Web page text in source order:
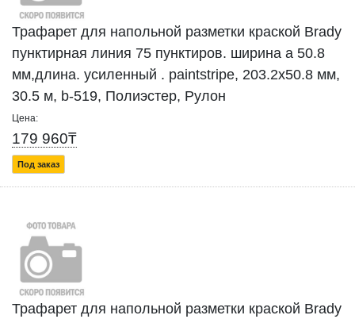
Трафарет для напольной разметки краской Brady
пунктирная линия 75 пунктиров. ширина а 50.8
мм,длина. усиленный . paintstripe, 203.2x50.8 мм,
30.5 м, b-519, Полиэстер, Рулон
Цена:
179 960₸
Под заказ
Трафарет для напольной разметки краской Brady